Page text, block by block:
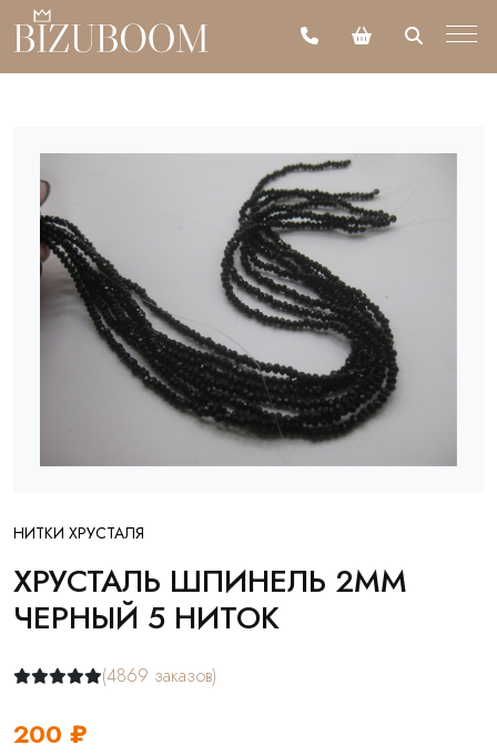
НИТКИ ХРУСТАЛЯ
ХРУСТАЛЬ ШПИНЕЛЬ 2ММ
ЧЕРНЫЙ 5 НИТОК
(4869 заказов)
200 ₽